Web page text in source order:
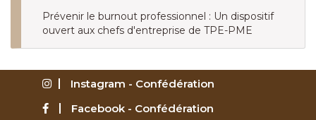
Prévenir le burnout professionnel : Un dispositif
ouvert aux chefs d'entreprise de TPE-PME
Instagram - Confédération
Facebook - Confédération